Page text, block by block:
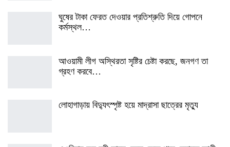
ঘুষের টাকা ফেরত দেওয়ার প্রতিশ্রুতি দিয়ে গোপনে
কর্মস্থল…
আওয়ামী লীগ অস্থিরতা সৃষ্টির চেষ্টা করছে, জনগণ তা
গ্রহণ করবে…
লোহাগাড়ায় বিদ্যুৎস্পৃষ্ট হয়ে মাদ্রাসা ছাত্রের মৃত্যু